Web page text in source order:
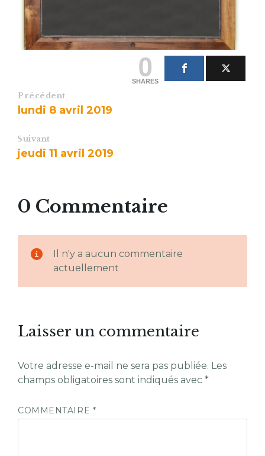
0
SHARES
Précédent
lundi 8 avril 2019
Suivant
jeudi 11 avril 2019
0 Commentaire
Il n'y a aucun commentaire
actuellement
Laisser un commentaire
Votre adresse e-mail ne sera pas publiée. Les
champs obligatoires sont indiqués avec *
COMMENTAIRE *